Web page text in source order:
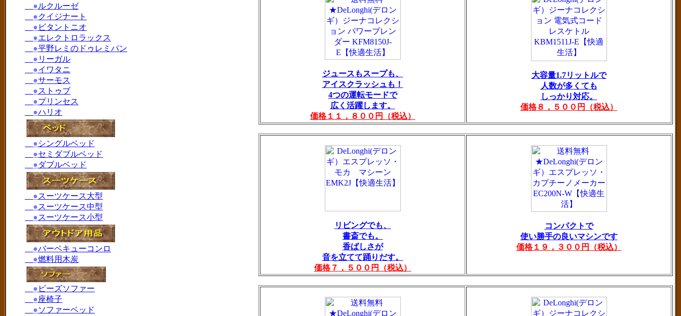
ジュースもスープも、
アイスクラッシュも！
4つの運転モードで
広く活躍します。
価格１１，８００円（税込）
大容量1.7リットルで
人数が多くても
しっかり対応。
価格８，５００円（税込）
リビングでも、
書斎でも。
香ばしさが
音を立てて踊りだす。
価格７，５００円（税込）
コンパクトで
使い勝手の良いマシンです
価格１９，３００円（税込）
●ルクルーゼ
●クイジナート
● ビタントニオ
●エレクトロラックス
●平野レミのドゥレミパン
● リーガル
●イワタニ
●サーモス
●ストゥブ
●プリンセス
●ハリオ
●シングルベッド
●セミダブルベッド
●ダブルベッド
●スーツケース大型
●スーツケース中型
●スーツケース小型
●バーベキューコンロ
●燃料用木炭
● ビーズソファー
●座椅子
●ソファーベッド